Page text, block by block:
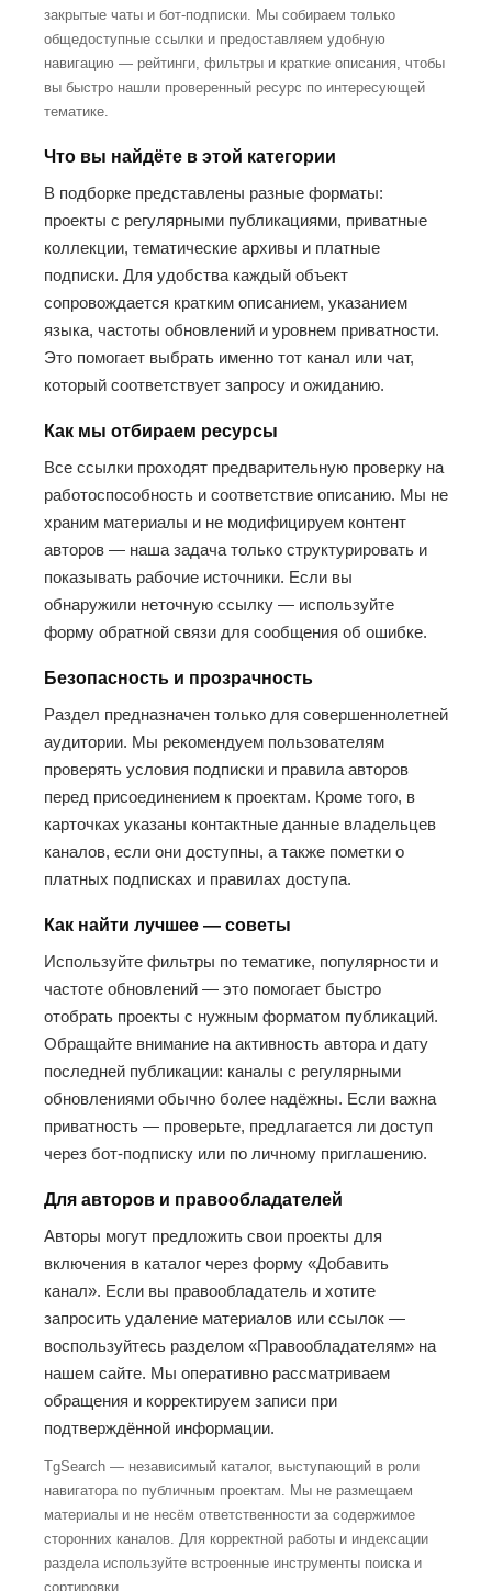
закрытые чаты и бот-подписки. Мы собираем только
общедоступные ссылки и предоставляем удобную
навигацию — рейтинги, фильтры и краткие описания, чтобы
вы быстро нашли проверенный ресурс по интересующей
тематике.
Что вы найдёте в этой категории
В подборке представлены разные форматы:
проекты с регулярными публикациями, приватные
коллекции, тематические архивы и платные
подписки. Для удобства каждый объект
сопровождается кратким описанием, указанием
языка, частоты обновлений и уровнем приватности.
Это помогает выбрать именно тот канал или чат,
который соответствует запросу и ожиданию.
Как мы отбираем ресурсы
Все ссылки проходят предварительную проверку на
работоспособность и соответствие описанию. Мы не
храним материалы и не модифицируем контент
авторов — наша задача только структурировать и
показывать рабочие источники. Если вы
обнаружили неточную ссылку — используйте
форму обратной связи для сообщения об ошибке.
Безопасность и прозрачность
Раздел предназначен только для совершеннолетней
аудитории. Мы рекомендуем пользователям
проверять условия подписки и правила авторов
перед присоединением к проектам. Кроме того, в
карточках указаны контактные данные владельцев
каналов, если они доступны, а также пометки о
платных подписках и правилах доступа.
Как найти лучшее — советы
Используйте фильтры по тематике, популярности и
частоте обновлений — это помогает быстро
отобрать проекты с нужным форматом публикаций.
Обращайте внимание на активность автора и дату
последней публикации: каналы с регулярными
обновлениями обычно более надёжны. Если важна
приватность — проверьте, предлагается ли доступ
через бот-подписку или по личному приглашению.
Для авторов и правообладателей
Авторы могут предложить свои проекты для
включения в каталог через форму «Добавить
канал». Если вы правообладатель и хотите
запросить удаление материалов или ссылок —
воспользуйтесь разделом «Правообладателям» на
нашем сайте. Мы оперативно рассматриваем
обращения и корректируем записи при
подтверждённой информации.
TgSearch — независимый каталог, выступающий в роли
навигатора по публичным проектам. Мы не размещаем
материалы и не несём ответственности за содержимое
сторонних каналов. Для корректной работы и индексации
раздела используйте встроенные инструменты поиска и
сортировки.